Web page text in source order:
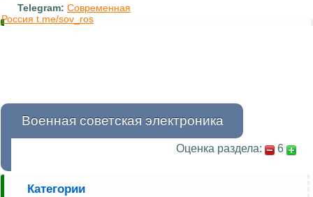
Telegram: Современная
Россия t.me/sov_ros
Военная советская электроника
Оценка раздела: 6
Категории